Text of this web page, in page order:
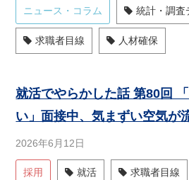
ニュース・コラム 統計・調査
求職者目線 人材確保
就活でやらかした話 第80回
い」面接中、気まずい空気が
2026年6月12日
採用 就活 求職者目線